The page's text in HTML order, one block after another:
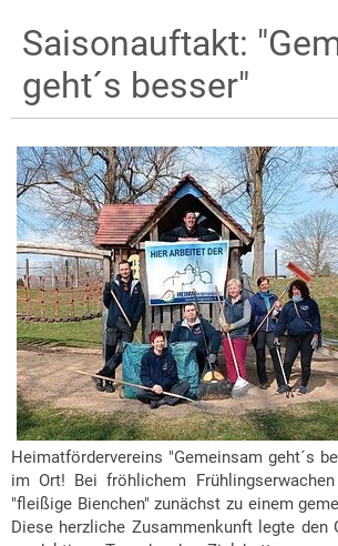
Saisonauftakt:
geht´s besser"
Heimatfördervereins "Gemeinsam geht´s
im Ort! Bei fröhlichem
"fleißige Bienchen" zunächst zu einem
Diese herzliche Zusammenkunft legte den